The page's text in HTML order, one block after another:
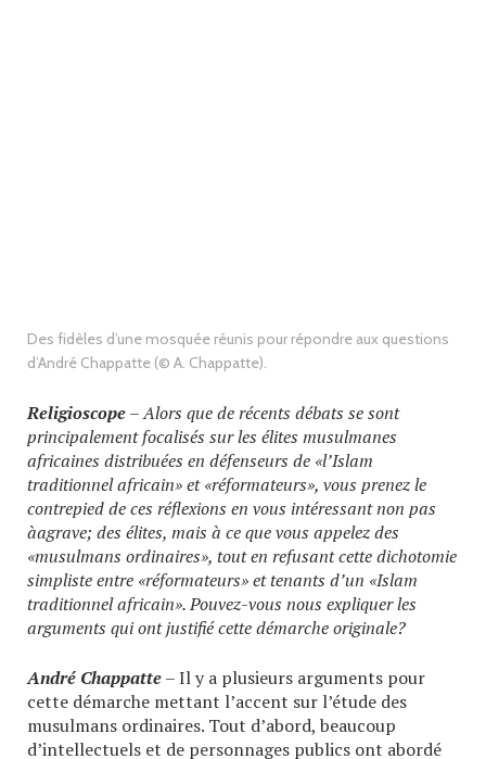
Des fidèles d’une mosquée réunis pour répondre aux questions
d’André Chappatte (© A. Chappatte).
Religioscope– Alors que de récents débats se sont
principalement focalisés sur les élites musulmanes
africaines distribuées en défenseurs de «l’Islam
traditionnel africain» et «réformateurs», vous prenez le
contrepied de ces réflexions en vous intéressant non pas
àagrave; des élites, mais à ce que vous appelez des
«musulmans ordinaires», tout en refusant cette dichotomie
simpliste entre «réformateurs» et tenants d’un «Islam
traditionnel africain». Pouvez-vous nous expliquer les
arguments qui ont justifié cette démarche originale?
André Chappatte– Il y a plusieurs arguments pour
cette démarche mettant l’accent sur l’étude des
musulmans ordinaires. Tout d’abord, beaucoup
d’intellectuels et de personnages publics ont abordé